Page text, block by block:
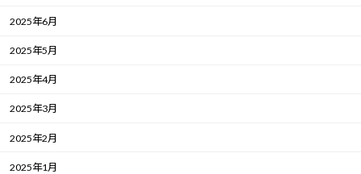
2025年6月
2025年5月
2025年4月
2025年3月
2025年2月
2025年1月